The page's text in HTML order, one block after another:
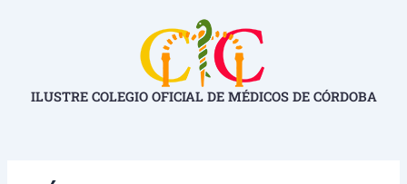
ILUSTRE COLEGIO OFICIAL DE MÉDICOS DE CÓRDOBA